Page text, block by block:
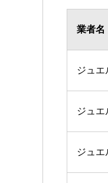
業者名
ジュ
ジュ
ジュ